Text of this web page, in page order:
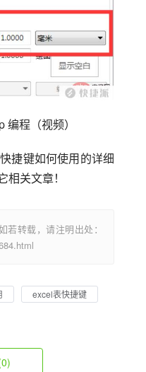
程（视频）
捷键如何使用的详细
相关文章！
若转载，请注明出处：
excel表快捷键